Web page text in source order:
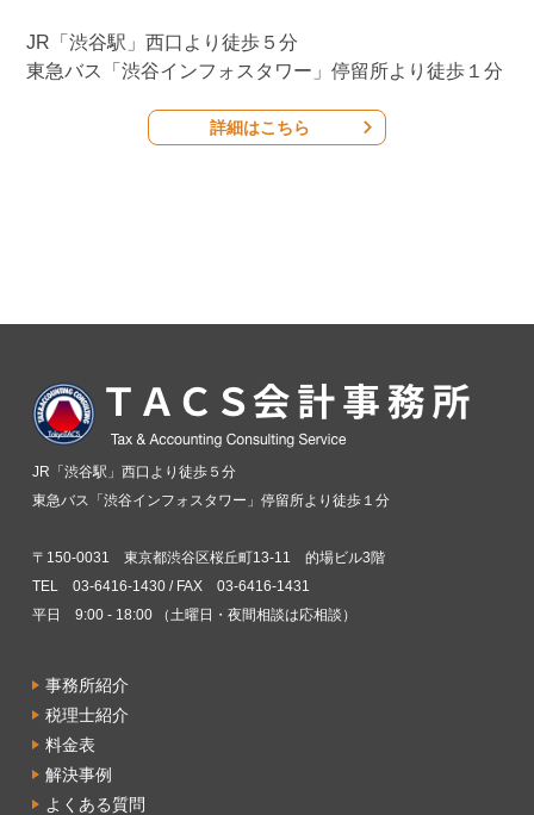
JR「渋谷駅」西口より徒歩５分
東急バス「渋谷インフォスタワー」停留所より徒歩１分
詳細はこちら
JR「渋谷駅」西口より徒歩５分
東急バス「渋谷インフォスタワー」停留所より徒歩１分
〒150-0031 東京都渋谷区桜丘町13-11 的場ビル3階
TEL 03-6416-1430 / FAX 03-6416-1431
平日 9:00 - 18:00 （土曜日・夜間相談は応相談）
事務所紹介
税理士紹介
料金表
解決事例
よくある質問